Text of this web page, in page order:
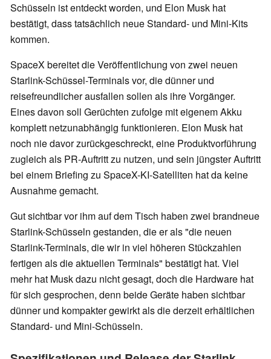
Schüsseln ist entdeckt worden, und Elon Musk hat
bestätigt, dass tatsächlich neue Standard- und Mini-Kits
kommen.
SpaceX bereitet die Veröffentlichung von zwei neuen
Starlink-Schüssel-Terminals vor, die dünner und
reisefreundlicher ausfallen sollen als ihre Vorgänger.
Eines davon soll Gerüchten zufolge mit eigenem Akku
komplett netzunabhängig funktionieren. Elon Musk hat
noch nie davor zurückgeschreckt, eine Produktvorführung
zugleich als PR-Auftritt zu nutzen, und sein jüngster Auftritt
bei einem Briefing zu SpaceX-KI-Satelliten hat da keine
Ausnahme gemacht.
Gut sichtbar vor ihm auf dem Tisch haben zwei brandneue
Starlink-Schüsseln gestanden, die er als "die neuen
Starlink-Terminals, die wir in viel höheren Stückzahlen
fertigen als die aktuellen Terminals" bestätigt hat. Viel
mehr hat Musk dazu nicht gesagt, doch die Hardware hat
für sich gesprochen, denn beide Geräte haben sichtbar
dünner und kompakter gewirkt als die derzeit erhältlichen
Standard- und Mini-Schüsseln.